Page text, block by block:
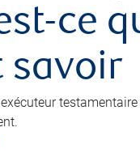
ce
savoir
exécuteur